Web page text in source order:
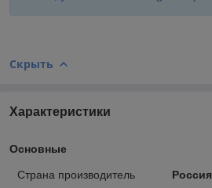
Скрыть
Характеристики
Основные
Страна производитель Россия